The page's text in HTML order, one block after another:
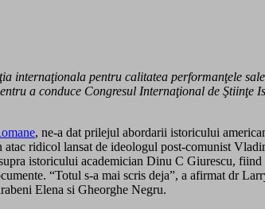
pentru calitatea performanţele
a conduce Congresul Internaţional de Ştiinţe
, ne-a dat prilejul abordarii istoricului
ridicol lansat de ideologul post-comunist
istoricului academician Dinu C Giurescu,
“Totul s-a mai scris deja”, a afirmat dr
Elena si Gheorghe Negru.